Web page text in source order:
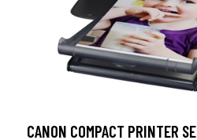
CANON COMPACT PRINTER